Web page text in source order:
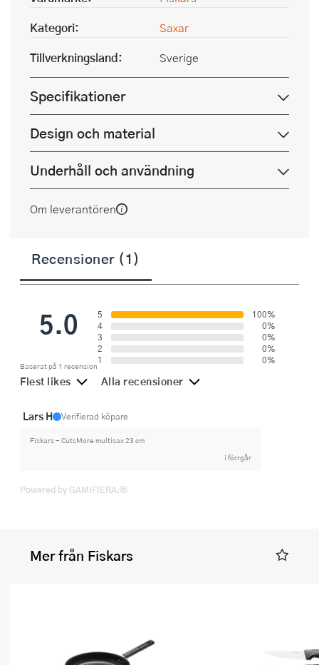
Kategori:
Saxar
Tillverkningsland:
Sverige
Specifikationer
Design och material
Underhåll och användning
Om leverantören
Recensioner (1)
5.0
Baserat på 1 recension
5
100%
4
0%
3
0%
2
0%
1
0%
Flest likes Alla recensioner
Lars H Verifierad köpare
Fiskars - CutsMore multisax 23 cm
i förrgår
Powered by GAMIFIERA.®
Mer från Fiskars